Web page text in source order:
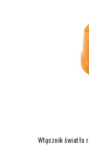
Włącznik światła